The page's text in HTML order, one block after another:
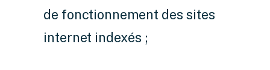
de fonctionnement des sites
internet indexés ;